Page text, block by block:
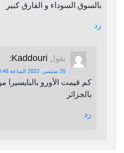
بالسوق السوداء و الفارق كبير
رد
يقول Kaddouri
:
26 سبتمبر، 2022 الساعة 10:48 ص
كم قيمت الأورو
بالجزائر
رد